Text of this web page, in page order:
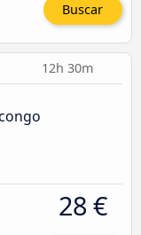
Buscar
12h 30m
28 €